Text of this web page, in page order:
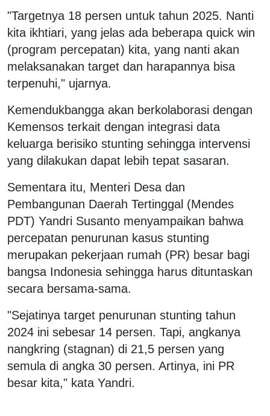
"Targetnya 18 persen untuk tahun 2025. Nanti
kita ikhtiari, yang jelas ada beberapa quick win
(program percepatan) kita, yang nanti akan
melaksanakan target dan harapannya bisa
terpenuhi," ujarnya.
Kemendukbangga akan berkolaborasi dengan
Kemensos terkait dengan integrasi data
keluarga berisiko stunting sehingga intervensi
yang dilakukan dapat lebih tepat sasaran.
Sementara itu, Menteri Desa dan
Pembangunan Daerah Tertinggal (Mendes
PDT) Yandri Susanto menyampaikan bahwa
percepatan penurunan kasus stunting
merupakan pekerjaan rumah (PR) besar bagi
bangsa Indonesia sehingga harus dituntaskan
secara bersama-sama.
"Sejatinya target penurunan stunting tahun
2024 ini sebesar 14 persen. Tapi, angkanya
nangkring (stagnan) di 21,5 persen yang
semula di angka 30 persen. Artinya, ini PR
besar kita," kata Yandri.